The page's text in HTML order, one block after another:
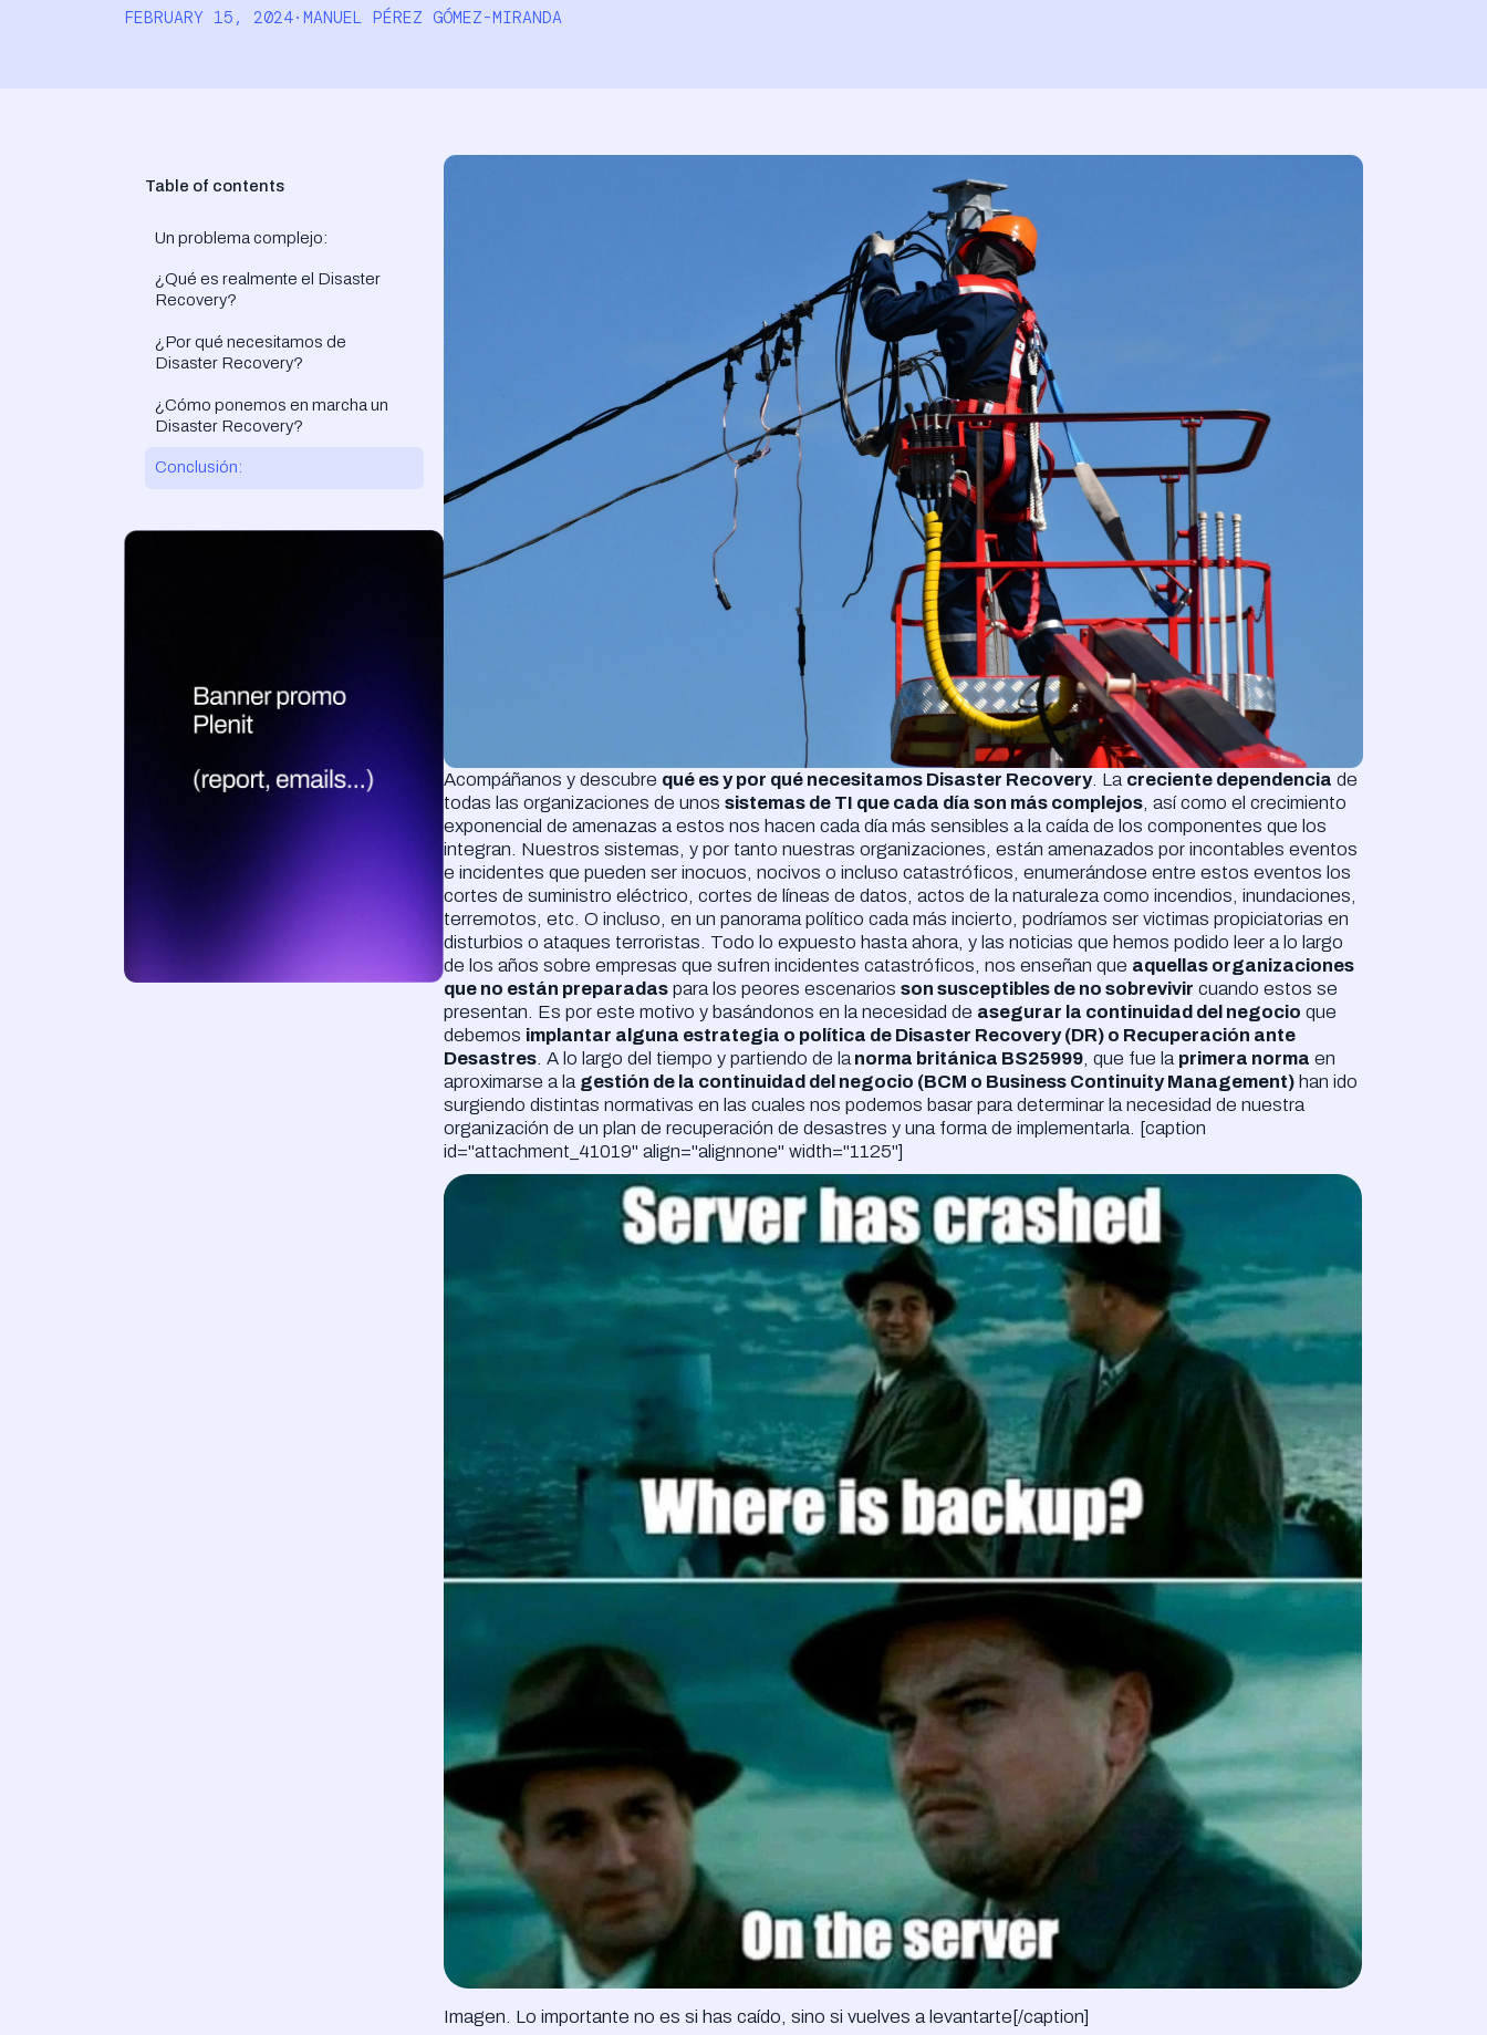
FEBRUARY 15, 2024· MANUEL PÉREZ GÓMEZ-MIRANDA
Table of contents
Un problema complejo:
¿Qué es realmente el Disaster
Recovery?
¿Por qué necesitamos de
Disaster Recovery?
¿Cómo ponemos en marcha un
Disaster Recovery?
Conclusión:
Acompáñanos y descubre qué es y por qué necesitamos Disaster Recovery. La creciente dependencia de
todas las organizaciones de unossistemas de TI que cada día son más complejos, así como el crecimiento
exponencial de amenazas a estos nos hacen cada día más sensibles a la caída de los componentes que los
integran. Nuestros sistemas, y por tanto nuestras organizaciones, están amenazados por incontables eventos
e incidentes que pueden ser inocuos, nocivos o incluso catastróficos, enumerándose entre estos eventos los
cortes de suministro eléctrico, cortes de líneas de datos, actos de la naturaleza como incendios, inundaciones,
terremotos, etc. O incluso, en un panorama político cada más incierto, podríamos ser victimas propiciatorias en
disturbios o ataques terroristas. Todo lo expuesto hasta ahora, y las noticias que hemos podido leer a lo largo
de los años sobre empresas que sufren incidentes catastróficos, nos enseñan que aquellas organizaciones
que no están preparadas para los peores escenariosson susceptibles de no sobrevivir cuando estos se
presentan. Es por este motivo y basándonos en la necesidad de asegurar la continuidad del negocio que
debemos implantar alguna estrategia o política de Disaster Recovery (DR) o Recuperación ante
Desastres. A lo largo del tiempo y partiendo de lanorma británica BS25999, que fue la primera norma en
aproximarse a la gestión de la continuidad del negocio (BCM o Business Continuity Management) han ido
surgiendo distintas normativas en las cuales nos podemos basar para determinar la necesidad de nuestra
organización de un plan de recuperación de desastres y una forma de implementarla. [caption
id="attachment_41019" align="alignnone" width="1125"]
Imagen. Lo importante no es si has caído, sino si vuelves a levantarte[/caption]